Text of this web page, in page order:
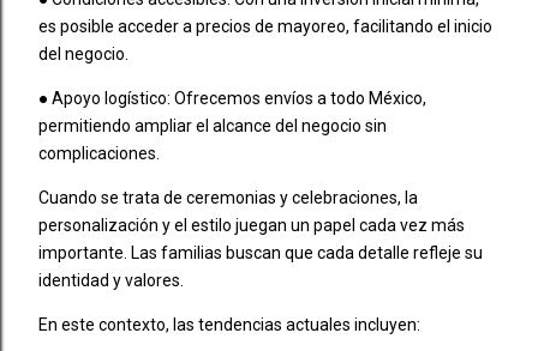
es posible acceder a precios de mayoreo, facilitando el inicio
del negocio.
● Apoyo logístico: Ofrecemos envíos a todo México,
permitiendo ampliar el alcance del negocio sin
complicaciones.
Cuando se trata de ceremonias y celebraciones, la
personalización y el estilo juegan un papel cada vez más
importante. Las familias buscan que cada detalle refleje su
identidad y valores.
En este contexto, las tendencias actuales incluyen: